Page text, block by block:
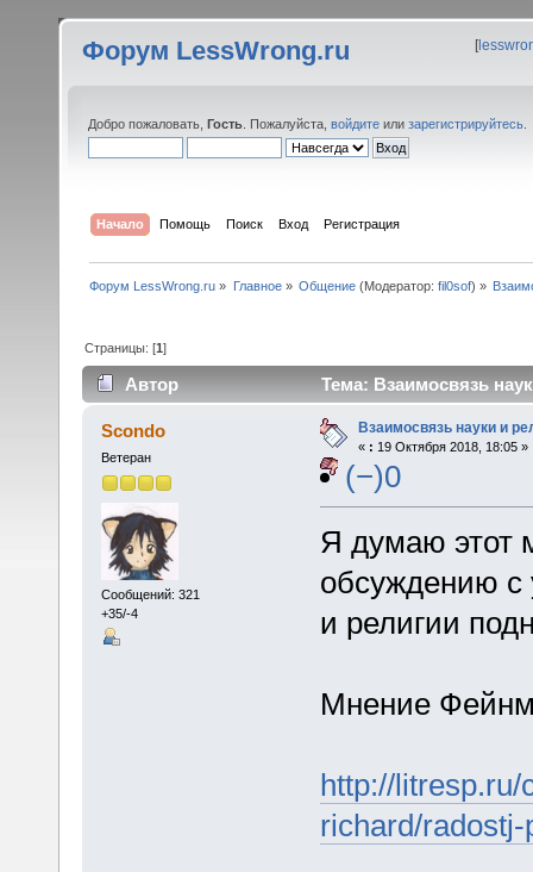
Форум LessWrong.ru [
Добро пожаловать, Гость . Пожалуйста, войдите или зарегистрируйтесь
Начало Помощь Поиск Вход Регистрация
Форум LessWrong.ru » Главное» Общение(Модератор: fil0sof) »
Страницы: [1]
Автор Тема: Взаимосвязь
Scondo
Ветеран
Сообщений: 321
+35/-4
Взаимосвязь науки и
« : 19 Октября 2018, 18:05 »
(−)0
Я думаю этот
обсуждению с
и религии
Мнение
http://
richard/